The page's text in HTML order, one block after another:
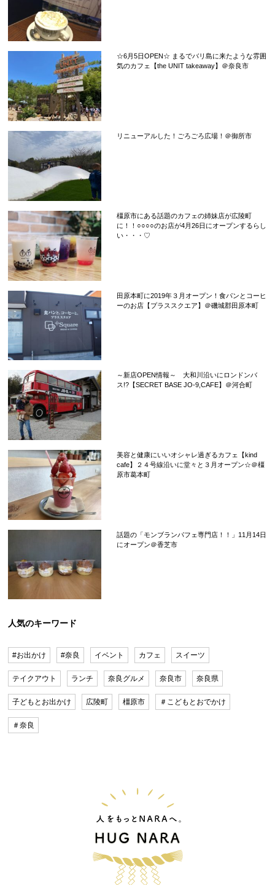
☆6月5日OPEN☆ まるでバリ島に来たような雰囲
気のカフェ【the UNIT takeaway】＠奈良市
リニューアルした！ごろごろ広場！＠御所市
橿原市にある話題のカフェの姉妹店が広陵町
に！！○○○○のお店が4月26日にオープンするらし
い・・・♡
田原本町に2019年３月オープン！食パンとコーヒ
ーのお店【プラススクエア】＠磯城郡田原本町
～新店OPEN情報～ 大和川沿いにロンドンバ
ス!?【SECRET BASE JO-9,CAFE】＠河合町
美容と健康にいいオシャレ過ぎるカフェ【kind
cafe】２４号線沿いに堂々と３月オープン☆＠橿
原市葛本町
話題の「モンブランパフェ専門店！！」11月14日
にオープン＠香芝市
人気のキーワード
#お出かけ #奈良 イベント カフェ スイーツ
テイクアウト ランチ 奈良グルメ 奈良市 奈良県
子どもとお出かけ 広陵町 橿原市 ＃こどもとおでかけ
＃奈良